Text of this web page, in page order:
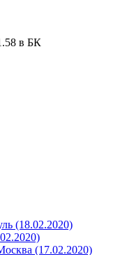
в БК
(18.02.2020)
(17.02.2020)